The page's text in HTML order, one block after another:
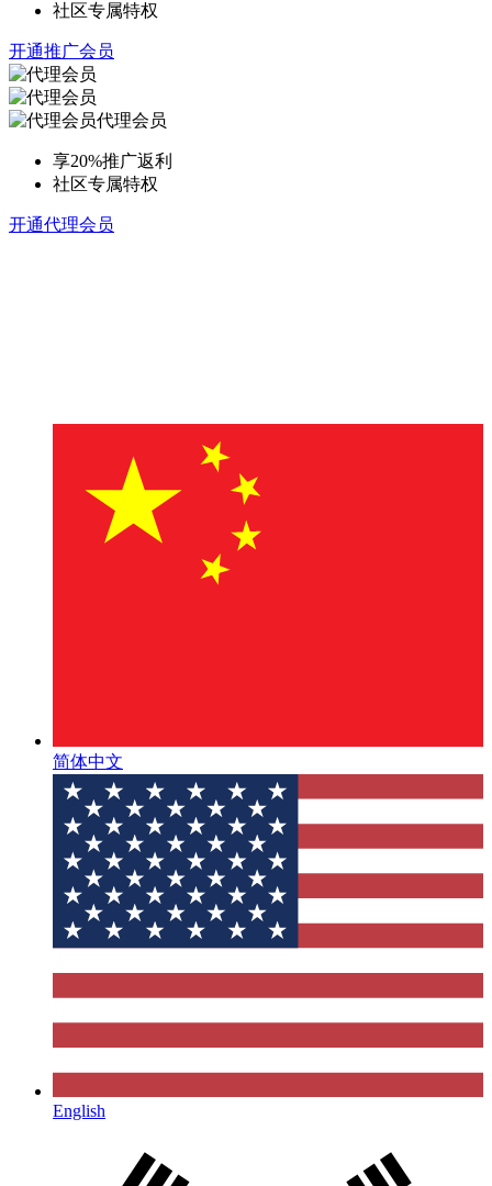
社区专属特权
开通推广会员
代理会员
享20%推广返利
社区专属特权
开通代理会员
简体中文
English